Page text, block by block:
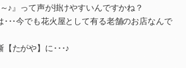
♪』って声が掛けやすいんですかね？
･･･今でも花火屋として有る老舗のお店なんで
たがや】に･･･♪